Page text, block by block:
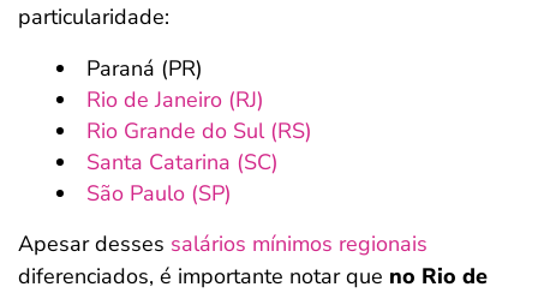
particularidade:
Paraná (PR)
Rio de Janeiro (RJ)
Rio Grande do Sul (RS)
Santa Catarina (SC)
São Paulo (SP)
Apesar desses salários mínimos regionais
diferenciados, é importante notar que no Rio de